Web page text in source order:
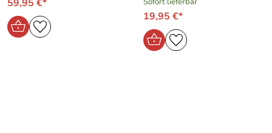
59,95 €*
19,95 €*